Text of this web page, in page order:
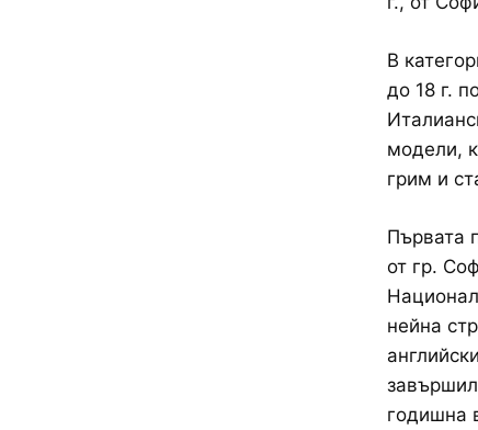
В
до 18 г.
модели,
грим и
Първата
от гр.
нейна
годишна